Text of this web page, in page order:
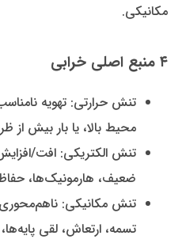
مکانیکی.
۴ منبع اصلی خرابی
تنش حرارتی: تهویه
محیط بالا، یا بار بیش از
تنش الکتریکی: افت/افزایش
ضعیف، هارمونیک‌ها،
تنش مکانیکی:
تسمه، ارتعاش، لقی